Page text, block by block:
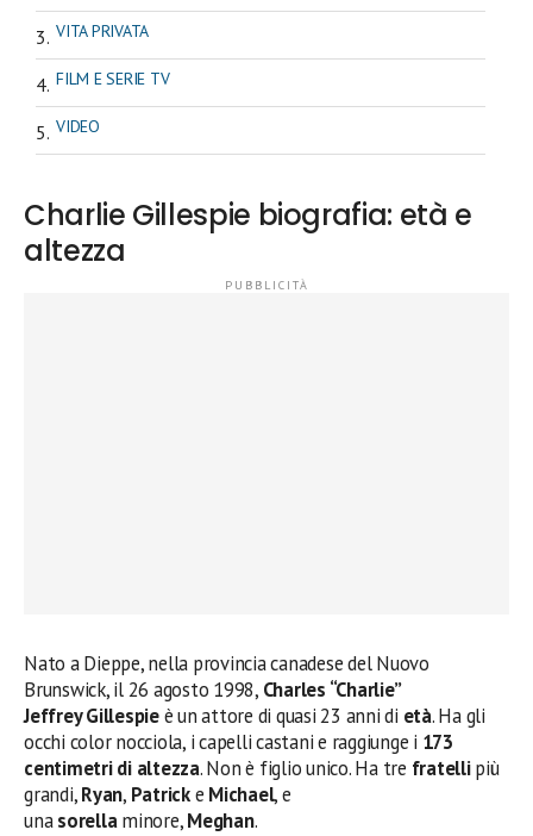
VITA PRIVATA
FILM E SERIE TV
VIDEO
Charlie Gillespie biografia: età e
altezza
Nato a Dieppe, nella provincia canadese del Nuovo
Brunswick, il 26 agosto 1998, Charles “Charlie”
Jeffrey Gillespieè un attore di quasi 23 anni di età. Ha gli
occhi color nocciola, i capelli castani e raggiunge i 173
centimetri di altezza. Non è figlio unico. Ha tre fratellipiù
grandi,Ryan, Patricke Michael, e
unasorellaminore,Meghan.